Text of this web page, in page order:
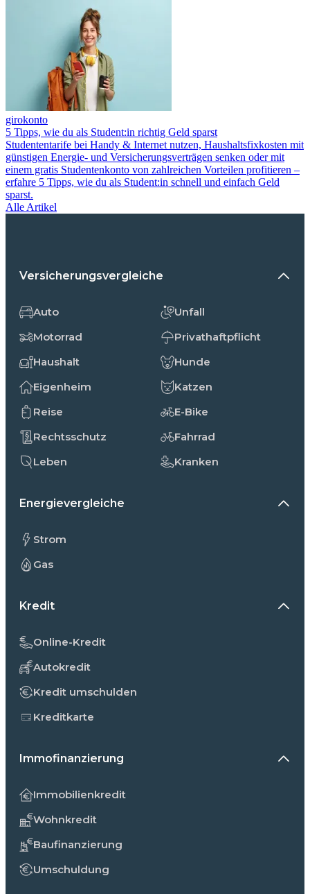
girokonto
5 Tipps, wie du als Student:in richtig Geld sparst
Studententarife bei Handy & Internet nutzen, Haushaltsfixkosten mit
günstigen Energie- und Versicherungsverträgen senken oder mit
einem gratis Studentenkonto von zahlreichen Vorteilen profitieren –
erfahre 5 Tipps, wie du als Student:in schnell und einfach Geld
sparst.
Alle Artikel
Versicherungsvergleiche
Auto
Motorrad
Haushalt
Eigenheim
Reise
Rechtsschutz
Leben
Unfall
Privathaftpflicht
Hunde
Katzen
E-Bike
Fahrrad
Kranken
Energievergleiche
Strom
Gas
Kredit
Online-Kredit
Autokredit
Kredit umschulden
Kreditkarte
Immofinanzierung
Immobilienkredit
Wohnkredit
Baufinanzierung
Umschuldung